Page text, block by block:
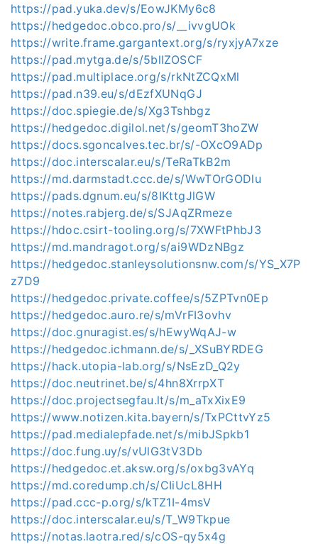
https://pad.yuka.dev/s/EowJKMy6c8
https://hedgedoc.obco.pro/s/__ivvgUOk
https://write.frame.gargantext.org/s/ryxjyA7xze
https://pad.mytga.de/s/5blIZOSCF
https://pad.multiplace.org/s/rkNtZCQxMl
https://pad.n39.eu/s/dEzfXUNqGJ
https://doc.spiegie.de/s/Xg3Tshbgz
https://hedgedoc.digilol.net/s/geomT3hoZW
https://docs.sgoncalves.tec.br/s/-OXcO9ADp
https://doc.interscalar.eu/s/TeRaTkB2m
https://md.darmstadt.ccc.de/s/WwTOrGODlu
https://pads.dgnum.eu/s/8IKttgJlGW
https://notes.rabjerg.de/s/SJAqZRmeze
https://hdoc.csirt-tooling.org/s/7XWFtPhbJ3
https://md.mandragot.org/s/ai9WDzNBgz
https://hedgedoc.stanleysolutionsnw.com/s/YS_X7P
z7D9
https://hedgedoc.private.coffee/s/5ZPTvn0Ep
https://hedgedoc.auro.re/s/mVrFI3ovhv
https://doc.gnuragist.es/s/hEwyWqAJ-w
https://hedgedoc.ichmann.de/s/_XSuBYRDEG
https://hack.utopia-lab.org/s/NsEzD_Q2y
https://doc.neutrinet.be/s/4hn8XrrpXT
https://doc.projectsegfau.lt/s/m_aTxXixE9
https://www.notizen.kita.bayern/s/TxPCttvYz5
https://pad.medialepfade.net/s/mibJSpkb1
https://doc.fung.uy/s/vUlG3tV3Db
https://hedgedoc.et.aksw.org/s/oxbg3vAYq
https://md.coredump.ch/s/CIiUcL8HH
https://pad.ccc-p.org/s/kTZ1I-4msV
https://doc.interscalar.eu/s/T_W9Tkpue
https://notas.laotra.red/s/cOS-qy5x4g